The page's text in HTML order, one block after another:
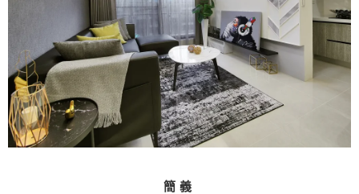
簡義